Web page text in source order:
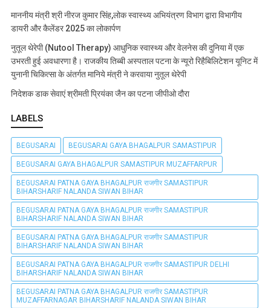
माननीय मंत्री श्री नीरज कुमार सिंह,लोक स्वास्थ्य अभियंत्रण विभाग द्वारा विभागीय
डायरी और कैलेंडर 2025 का लोकार्पण
नुतूल थेरेपी (Nutool Therapy) आधुनिक स्वास्थ्य और वेलनेस की दुनिया में एक
उभरती हुई अवधारणा है। राजकीय तिब्बी अस्पताल पटना के न्यूरो रिहैबिलिटेशन यूनिट में
युनानी चिकित्सा के अंतर्गत मानिये मंत्री ने करवाया नुतूल थेरेपी
निदेशक डाक सेवाएं श्रीमती प्रियंका जैन का पटना जीपीओ दौरा
LABELS
BEGUSARAI BEGUSARAI GAYA BHAGALPUR SAMASTIPUR
BEGUSARAI GAYA BHAGALPUR SAMASTIPUR MUZAFFARPUR
BEGUSARAI PATNA GAYA BHAGALPUR राजगीर SAMASTIPUR
BIHARSHARIF NALANDA SIWAN BIHAR
BEGUSARAI PATNA GAYA BHAGALPUR राजगीर SAMASTIPUR
BIHARSHARIF NALANDA SIWAN BIHAR
BEGUSARAI PATNA GAYA BHAGALPUR राजगीर SAMASTIPUR
BIHARSHARIF NALANDA SIWAN BIHAR
BEGUSARAI PATNA GAYA BHAGALPUR राजगीर SAMASTIPUR DELHI
BIHARSHARIF NALANDA SIWAN BIHAR
BEGUSARAI PATNA GAYA BHAGALPUR राजगीर SAMASTIPUR
MUZAFFARNAGAR BIHARSHARIF NALANDA SIWAN BIHAR